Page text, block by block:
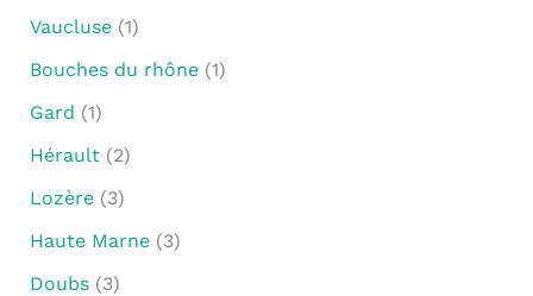
Vaucluse(1)
Bouches du rhône(1)
Gard (1)
Hérault(2)
Lozère(3)
Haute Marne(3)
Doubs(3)